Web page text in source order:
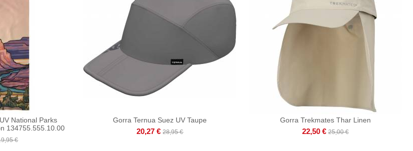
National Parks
134755.555.10.00
€
Gorra Ternua Suez UV Taupe
20,27 € 28,95 €
Gorra Trekmates Thar Linen
22,50 € 25,00 €